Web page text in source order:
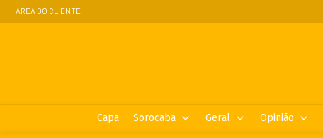
ÁREA DO CLIENTE
Capa Sorocaba Geral Opinião